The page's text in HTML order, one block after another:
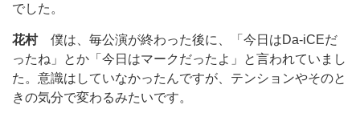
でした。
花村僕は、毎公演が終わった後に、「今日はDa-iCEだ
ったね」とか「今日はマークだったよ」と言われていまし
た。意識はしていなかったんですが、テンションやそのと
きの気分で変わるみたいです。